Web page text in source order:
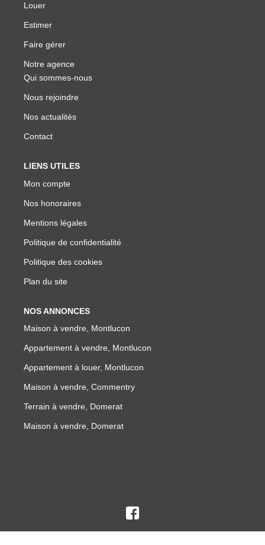
Louer
Estimer
Faire gérer
Notre agence
Qui sommes-nous
Nous rejoindre
Nos actualités
Contact
LIENS UTILES
Mon compte
Nos honoraires
Mentions légales
Politique de confidentialité
Politique des cookies
Plan du site
NOS ANNONCES
Maison à vendre, Montlucon
Appartement à vendre, Montlucon
Appartement à louer, Montlucon
Maison à vendre, Commentry
Terrain à vendre, Domerat
Maison à vendre, Domerat